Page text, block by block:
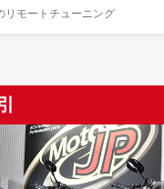
リモートチューニング